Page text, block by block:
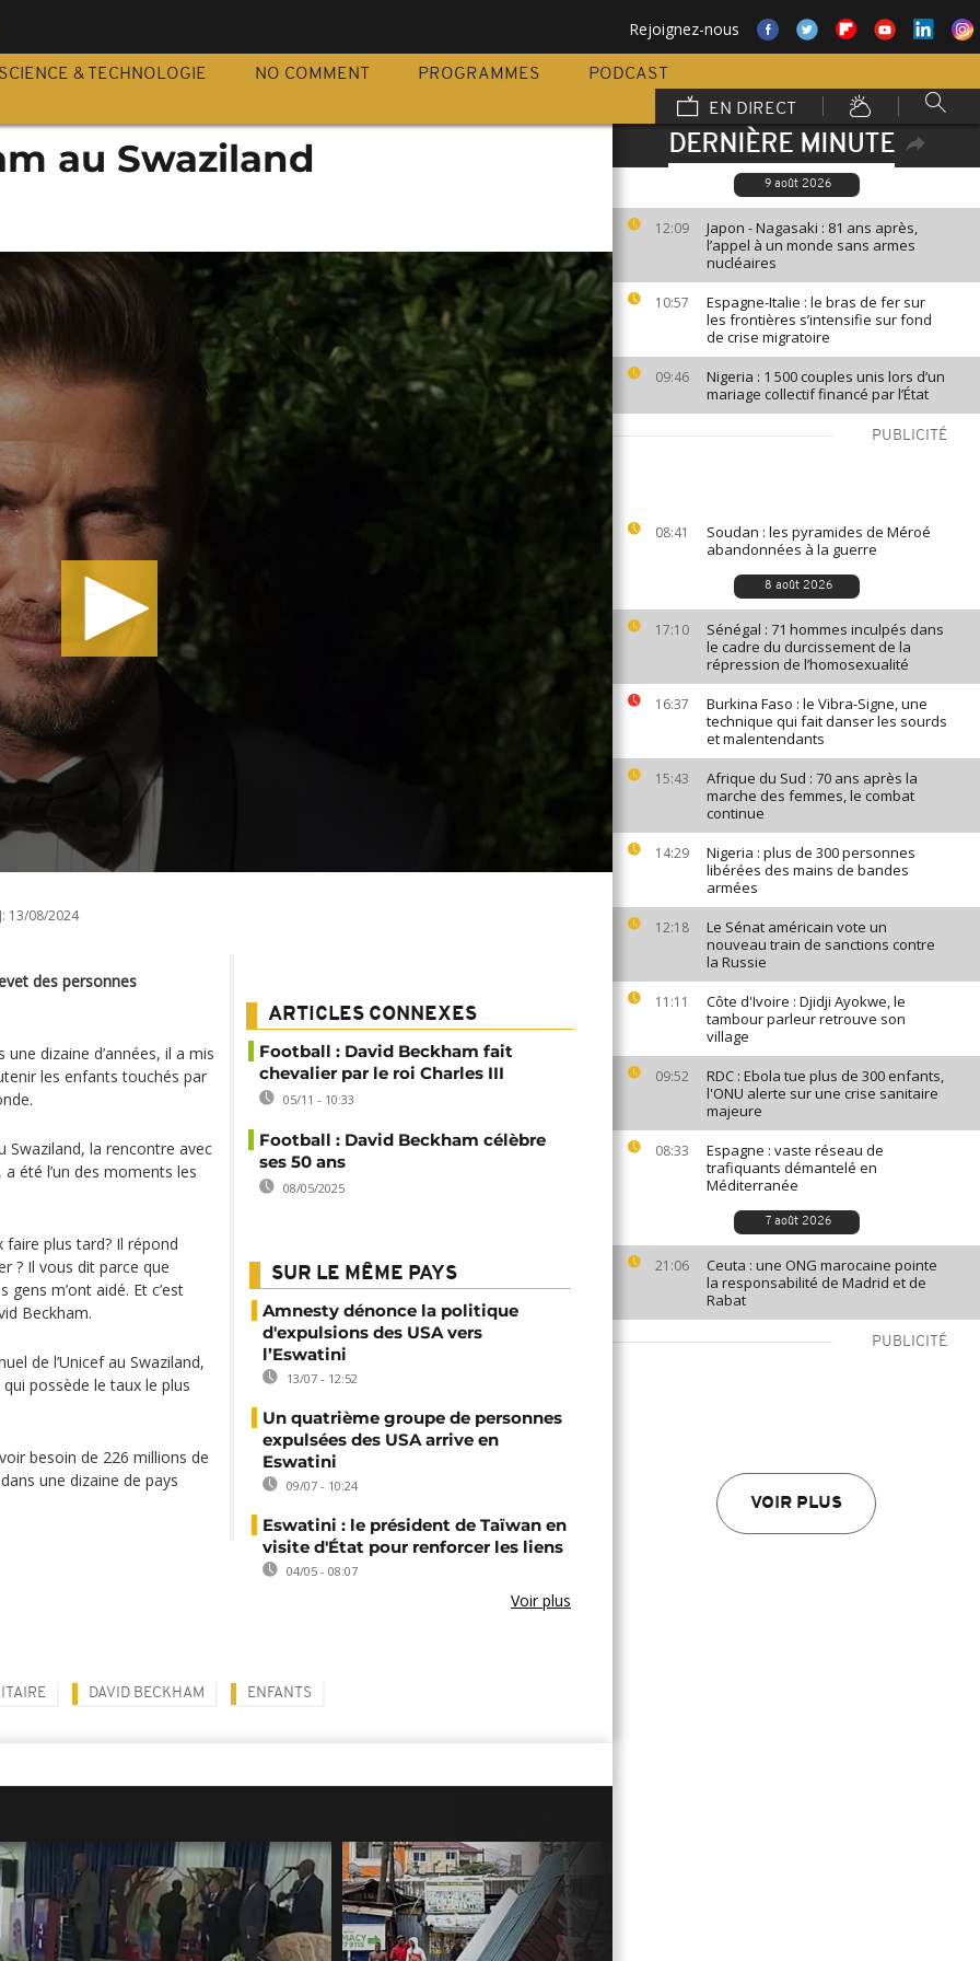
Rejoignez-nous
SCIENCE & TECHNOLOGIE NO COMMENT PROGRAMMES
PODCAST
EN DIRECT
DERNIÈRE MINUTE
9 août 2026
12:09
Japon - Nagasaki : 81 ans après,
l’appel à un monde sans armes
nucléaires
10:57
Espagne-Italie : le bras de fer sur
les frontières s’intensifie sur fond
de crise migratoire
09:46
Nigeria : 1 500 couples unis lors d’un
mariage collectif financé par l’État
PUBLICITÉ
08:41
Soudan : les pyramides de Méroé
abandonnées à la guerre
8 août 2026
17:10
Sénégal : 71 hommes inculpés dans
le cadre du durcissement de la
répression de l’homosexualité
16:37
Burkina Faso : le Vibra-Signe, une
technique qui fait danser les sourds
et malentendants
15:43
Afrique du Sud : 70 ans après la
marche des femmes, le combat
continue
14:29
Nigeria : plus de 300 personnes
libérées des mains de bandes
armées
12:18
Le Sénat américain vote un
nouveau train de sanctions contre
la Russie
11:11
Côte d'Ivoire : Djidji Ayokwe, le
tambour parleur retrouve son
village
09:52
RDC : Ebola tue plus de 300 enfants,
l'ONU alerte sur une crise sanitaire
majeure
08:33
Espagne : vaste réseau de
trafiquants démantelé en
Méditerranée
7 août 2026
21:06
Ceuta : une ONG marocaine pointe
la responsabilité de Madrid et de
Rabat
PUBLICITÉ
VOIR PLUS
au Swaziland
13/08/2024
des personnes
dizaine d’années, il a mis
les enfants touchés par
Swaziland, la rencontre avec
été l’un des moments les
faire plus tard? Il répond
? Il vous dit parce que
m’ont aidé. Et c’est
Beckham.
de l’Unicef au Swaziland,
possède le taux le plus
besoin de 226 millions de
une dizaine de pays
ARTICLES CONNEXES
Football : David Beckham fait
chevalier par le roi Charles III
05/11 - 10:33
Football : David Beckham célèbre
ses 50 ans
08/05/2025
SUR LE MÊME PAYS
Amnesty dénonce la politique
d'expulsions des USA vers
l’Eswatini
13/07 - 12:52
Un quatrième groupe de personnes
expulsées des USA arrive en
Eswatini
09/07 - 10:24
Eswatini : le président de Taïwan en
visite d'État pour renforcer les liens
04/05 - 08:07
Voir plus
DAVID BECKHAM ENFANTS